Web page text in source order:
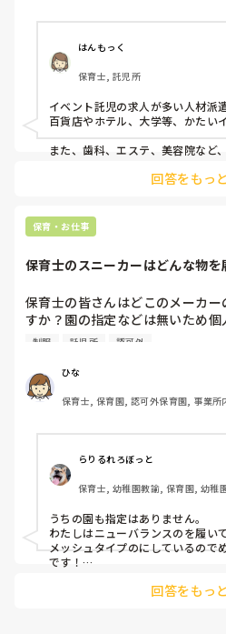
はんもっく
保育士, 託児所
イベント託児の求人が多い人材派
百貨店やホテル、大学等、かたい
また、歯科、エステ、美容院など
回答をもっ
保育・お仕事
保育士のスニーカーはどんな物を
保育士の皆さんはどこのメーカ
すか？園の指定などは無いため
今NIKEのスニーカーを履いてい
制服 託児所 認可外
ひな
保育士, 保育園, 認可外保育園, 事業所
らりるれろぼっと
保育士, 幼稚園教諭, 保育園, 幼稚
うちの園も指定はありません。
わたしはニューバランスのを履いて
メッシュタイプのにしているので
です！
雨の日散歩とかない園なのであま
回答をもっ